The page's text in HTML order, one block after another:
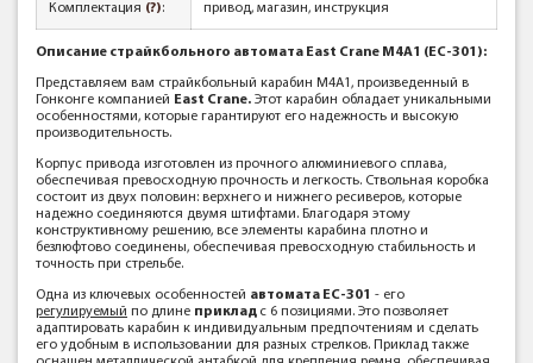
Комплектация (?): привод, магазин, инструкция
Описание страйкбольного автомата East Crane M4A1 (EC-301):
Представляем вам страйкбольный карабин M4A1, произведенный в
Гонконге компанией East Crane. Этот карабин обладает уникальными
особенностями, которые гарантируют его надежность и высокую
производительность.
Корпус привода изготовлен из прочного алюминиевого сплава,
обеспечивая превосходную прочность и легкость. Ствольная коробка
состоит из двух половин: верхнего и нижнего ресиверов, которые
надежно соединяются двумя штифтами. Благодаря этому
конструктивному решению, все элементы карабина плотно и
безлюфтово соединены, обеспечивая превосходную стабильность и
точность при стрельбе.
Одна из ключевых особенностей автомата EC-301 - его
регулируемый по длине приклад с 6 позициями. Это позволяет
адаптировать карабин к индивидуальным предпочтениям и сделать
его удобным в использовании для разных стрелков. Приклад также